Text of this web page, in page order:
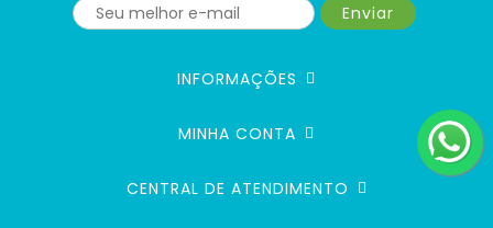
Enviar
INFORMAÇÕES
MINHA CONTA
CENTRAL DE ATENDIMENTO